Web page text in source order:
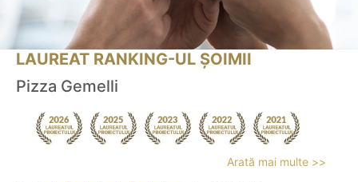
LAUREAT RANKING-UL ȘOIMII
Pizza Gemelli
Arată mai multe >>